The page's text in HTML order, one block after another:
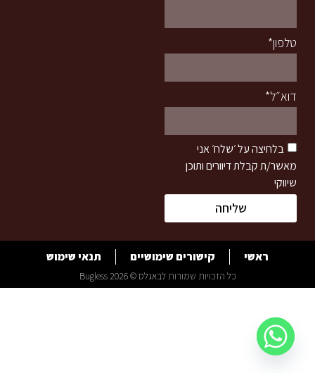
טלפון*
דוא״ל*
בלחיצה על ׳שלח׳ אני
מאשר/ת קבלת דיוורים ותוכן
שיווקי
שליחה
ראשי קישורים שימושיים תנאי שימוש
כל הזכויות שמורות לבאגלס © 2026 Bugless